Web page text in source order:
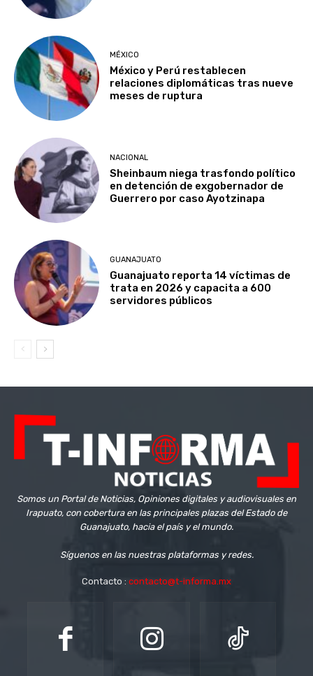
MÉXICO
México y Perú restablecen
relaciones diplomáticas tras nueve
meses de ruptura
NACIONAL
Sheinbaum niega trasfondo político
en detención de exgobernador de
Guerrero por caso Ayotzinapa
GUANAJUATO
Guanajuato reporta 14 víctimas de
trata en 2026 y capacita a 600
servidores públicos
Somos un Portal de Noticias, Opiniones digitales y audiovisuales en
Irapuato, con cobertura en las principales plazas del Estado de
Guanajuato, hacia el país y el mundo.
Síguenos en las nuestras plataformas y redes.
Contacto : contacto@t-informa.mx